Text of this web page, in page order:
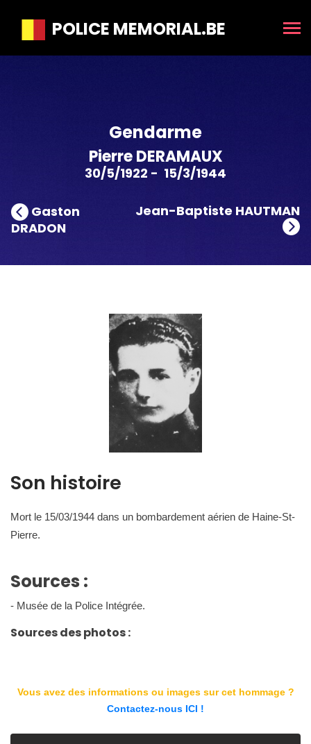
POLICE MEMORIAL.BE
Gendarme
Pierre DERAMAUX
30/5/1922 - 15/3/1944
Gaston
DRADON
Jean-Baptiste HAUTMAN
Son histoire
Mort le 15/03/1944 dans un bombardement aérien de Haine-St-
Pierre.
Sources :
- Musée de la Police Intégrée.
Sources des photos :
Vous avez des informations ou images sur cet hommage ?
Contactez-nous ICI !